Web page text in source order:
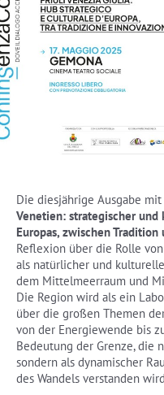
Die diesjährige Ausgabe
Venetien: strategischer
Europas, zwischen
Reflexion über die Rolle
als natürlicher und
dem Mittelmeerraum und
Die Region wird als ein
über die großen Themen
von der Energiewende bis
Bedeutung der Grenze, die
sondern als dynamischer
des Wandels verstanden